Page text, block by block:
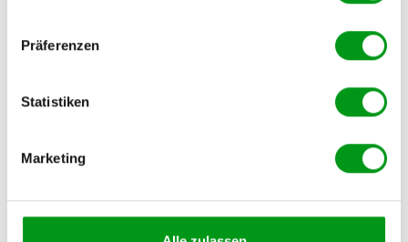
Präferenzen
Statistiken
Marketing